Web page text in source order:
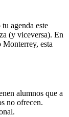
agenda este
(y viceversa). En
Monterrey, esta
alumnos que a
no ofrecen.